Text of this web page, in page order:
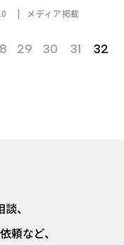
メディア掲載
29 30 31 32
、
頼など、